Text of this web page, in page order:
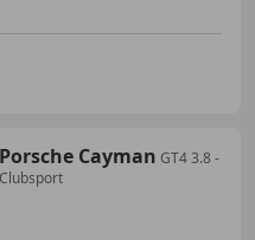
Porsche Cayman GT4 3.8 -
Clubsport